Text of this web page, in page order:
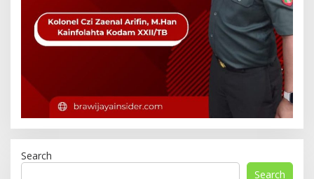
Search
Search